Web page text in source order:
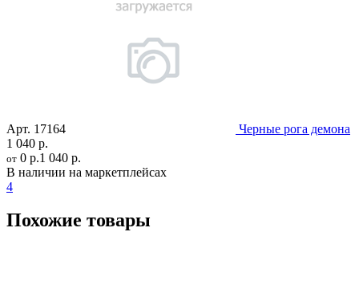
Арт. 17164
Черные рога демона
1 040 р.
от 0 р.1 040 р.
В наличии на маркетплейсах
4
Похожие товары